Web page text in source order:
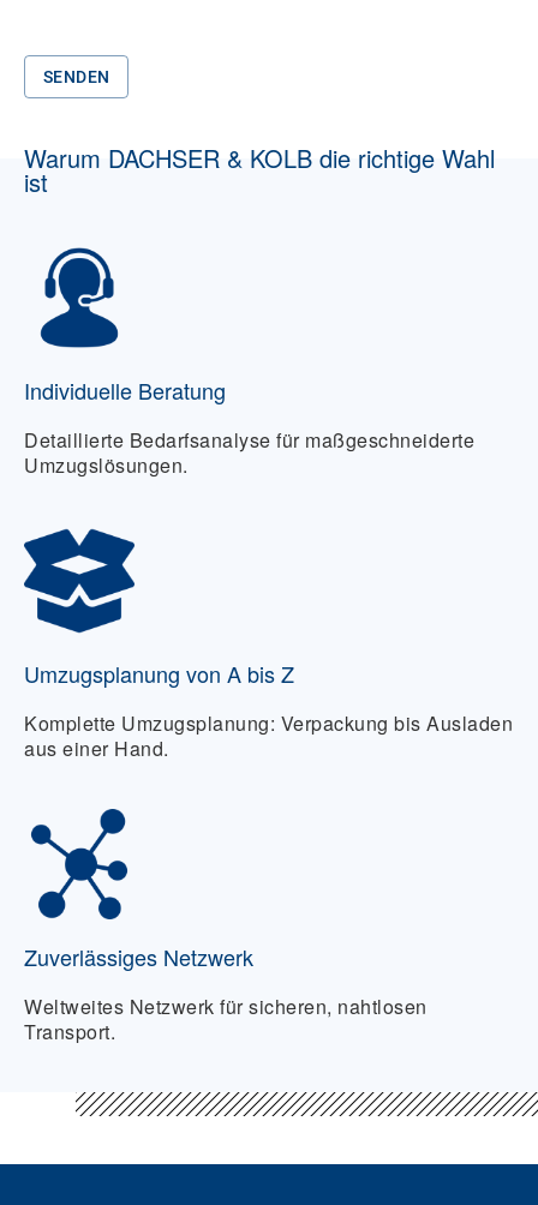
SENDEN
Warum DACHSER & KOLB die richtige Wahl
ist
Individuelle Beratung
Detaillierte Bedarfsanalyse für maßgeschneiderte
Umzugslösungen.
Umzugsplanung von A bis Z
Komplette Umzugsplanung: Verpackung bis Ausladen
aus einer Hand.
Zuverlässiges Netzwerk
Weltweites Netzwerk für sicheren, nahtlosen
Transport.